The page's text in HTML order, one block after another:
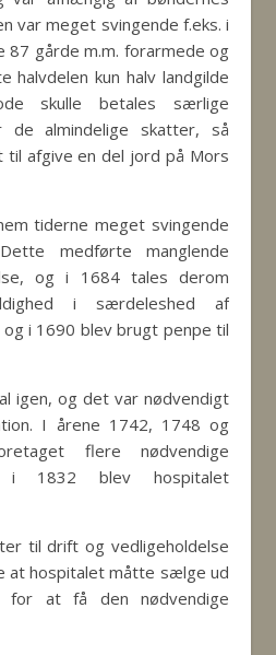
var meget svingende f.eks. i
87 gårde m.m. forarmede og
halvdelen kun halv landgilde
skulle betales særlige
de almindelige skatter, så
afgive en del jord på Mors
tiderne meget svingende
medførte manglende
og i 1684 tales derom
i særdeleshed af
i 1690 blev brugt penpe til
igen, og det var nødvendigt
I årene 1742, 1748 og
flere nødvendige
i 1832 blev hospitalet
til drift og vedligeholdelse
at hospitalet måtte sælge ud
for at få den nødvendige